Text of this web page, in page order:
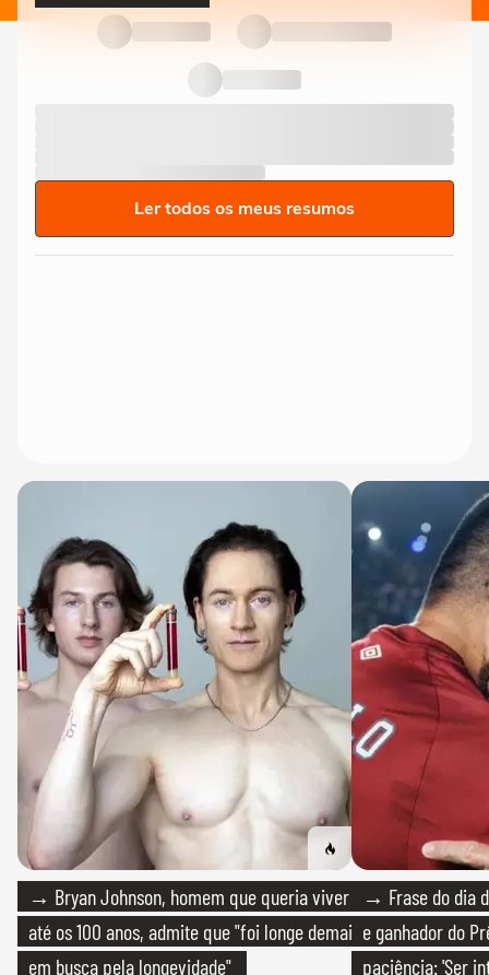
Ler todos os meus resumos
→ Bryan Johnson, homem que queria viver
até os 100 anos, admite que "foi longe demais
em busca pela longevidade"
→ Frase do dia
e ganhador do
paciência: 'Ser